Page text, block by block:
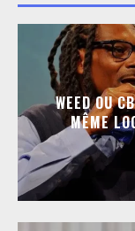
WEED OU
MÊME